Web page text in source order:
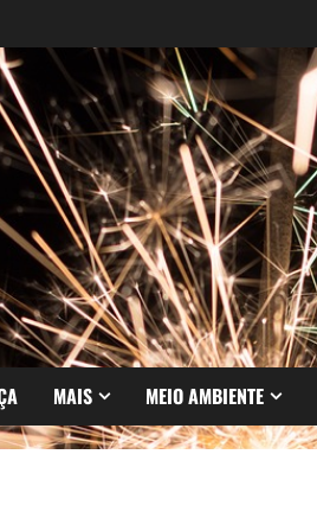
MAIS MEIO AMBIENTE